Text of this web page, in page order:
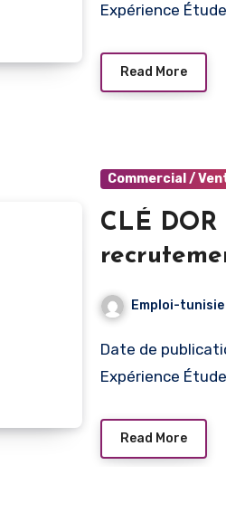
Expérience
Read More
Commercial /
CLÉ
Emploi-tunisie
Date de publication Type de poste Lieu de travail
Expérience
Read More